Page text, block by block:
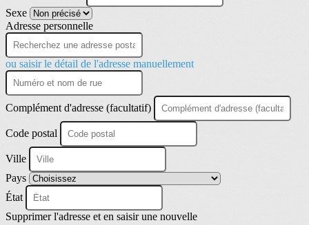
Sexe
Adresse personnelle
ou saisir le détail de l'adresse manuellement
Complément d'adresse (facultatif)
Code postal
Ville
Pays
État
Supprimer l'adresse et en saisir une nouvelle